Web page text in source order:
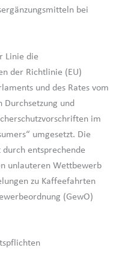
bei
Linie die
der Richtlinie (EU)
und des Rates vom
Durchsetzung und
im
umgesetzt. Die
entsprechende
unlauteren Wettbewerb
zu Kaffeefahrten
(GewO)